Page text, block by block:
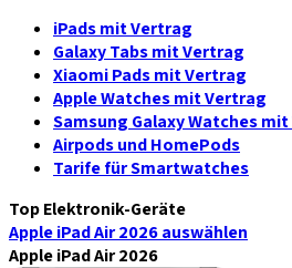
iPads mit Vertrag
Galaxy Tabs mit Vertrag
Xiaomi Pads mit Vertrag
Apple Watches mit Vertrag
Samsung Galaxy Watches
Airpods und HomePods
Tarife für Smartwatches
Top Elektronik-Geräte
Apple iPad Air 2026auswählen
Apple iPad Air 2026